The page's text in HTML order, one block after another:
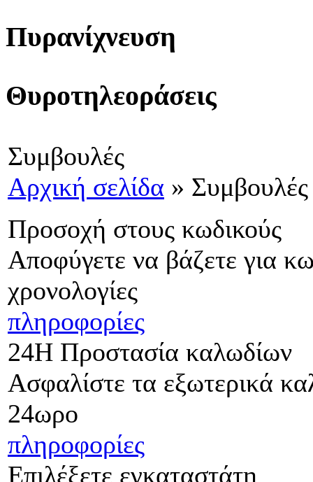
Πυρανίχνευση
Θυροτηλεοράσεις
Συμβουλές
Αρχική σελίδα » Συμβουλές
Προσοχή στους κωδικούς
Αποφύγετε να βάζετε για
χρονολογίες
πληροφορίες
24Η Προστασία καλωδίων
Ασφαλίστε τα εξωτερικά
24ωρο
πληροφορίες
Επιλέξετε εγκαταστάτη